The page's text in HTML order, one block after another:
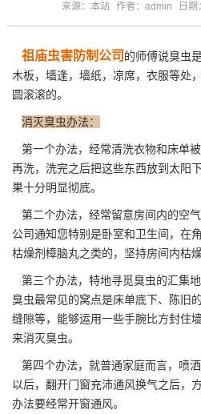
来源：本站 作者：admin 日
祖庙虫害防制公司 的师傅说臭虫
木板，墙逢，墙纸，凉席，衣服等处
圆滚滚的。
消灭臭虫办法：
第一个办法，经常清洗衣物和床单
再洗，洗完之后把这些东西放到太阳
果十分明显彻底。
第二个办法，经常留意房间内的空
公司通知您特别是卧室和卫生间，在
枯燥剂樟脑丸之类的，坚持房间内枯燥
第三个办法，特地寻觅臭虫的汇集
臭虫最常见的窝点是床单底下、陈旧
缝隙等，能够运用一些手腕比方封住
来消灭臭虫。
第四个办法，就普通家庭而言，喷洒
以后，翻开门窗充沛通风换气之后，
办法要经常开窗通风。